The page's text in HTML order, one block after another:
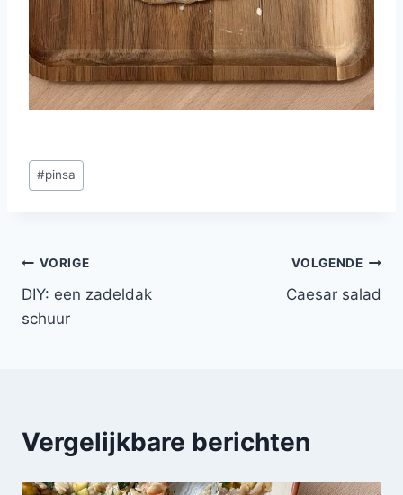
Bericht
tags:
#pinsa
Bericht
navigatie
VORIGE
DIY: een zadeldak
schuur
VOLGENDE
Caesar salad
Vergelijkbare berichten